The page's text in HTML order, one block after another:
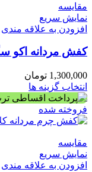
مقايسه
نمایش سریع
افزودن به علاقه مندی
کفش مردانه اکو
1,300,000 تومان
انتخاب گزینه ها
فروخته شده
مقايسه
نمایش سریع
افزودن به علاقه مندی